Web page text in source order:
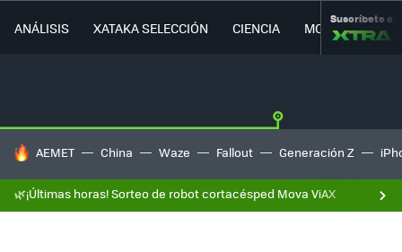
ANÁLISIS XATAKA SELECCIÓN CIENCIA MOVILIDAD
Suscríbete a
HOY SE HABLA DE
AEMET China Waze Fallout Generación Z
🌿¡Últimas horas! Sorteo de robot cortacésped Mova ViAX